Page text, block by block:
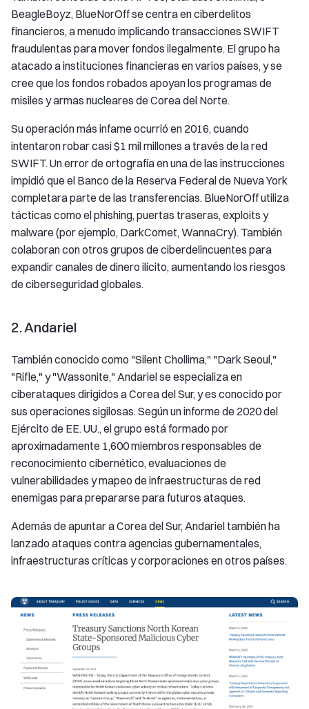
BeagleBoyz, BlueNorOff se centra en ciberdelitos
financieros, a menudo implicando transacciones SWIFT
fraudulentas para mover fondos ilegalmente. El grupo ha
atacado a instituciones financieras en varios países, y se
cree que los fondos robados apoyan los programas de
misiles y armas nucleares de Corea del Norte.
Su operación más infame ocurrió en 2016, cuando
intentaron robar casi $1 mil millones a través de la red
SWIFT. Un error de ortografía en una de las instrucciones
impidió que el Banco de la Reserva Federal de Nueva York
completara parte de las transferencias. BlueNorOff utiliza
tácticas como el phishing, puertas traseras, exploits y
malware (por ejemplo, DarkComet, WannaCry). También
colaboran con otros grupos de ciberdelincuentes para
expandir canales de dinero ilícito, aumentando los riesgos
de ciberseguridad globales.
2. Andariel
También conocido como "Silent Chollima," "Dark Seoul,"
"Rifle," y "Wassonite," Andariel se especializa en
ciberataques dirigidos a Corea del Sur, y es conocido por
sus operaciones sigilosas. Según un informe de 2020 del
Ejército de EE. UU., el grupo está formado por
aproximadamente 1,600 miembros responsables de
reconocimiento cibernético, evaluaciones de
vulnerabilidades y mapeo de infraestructuras de red
enemigas para prepararse para futuros ataques.
Además de apuntar a Corea del Sur, Andariel también ha
lanzado ataques contra agencias gubernamentales,
infraestructuras críticas y corporaciones en otros países.